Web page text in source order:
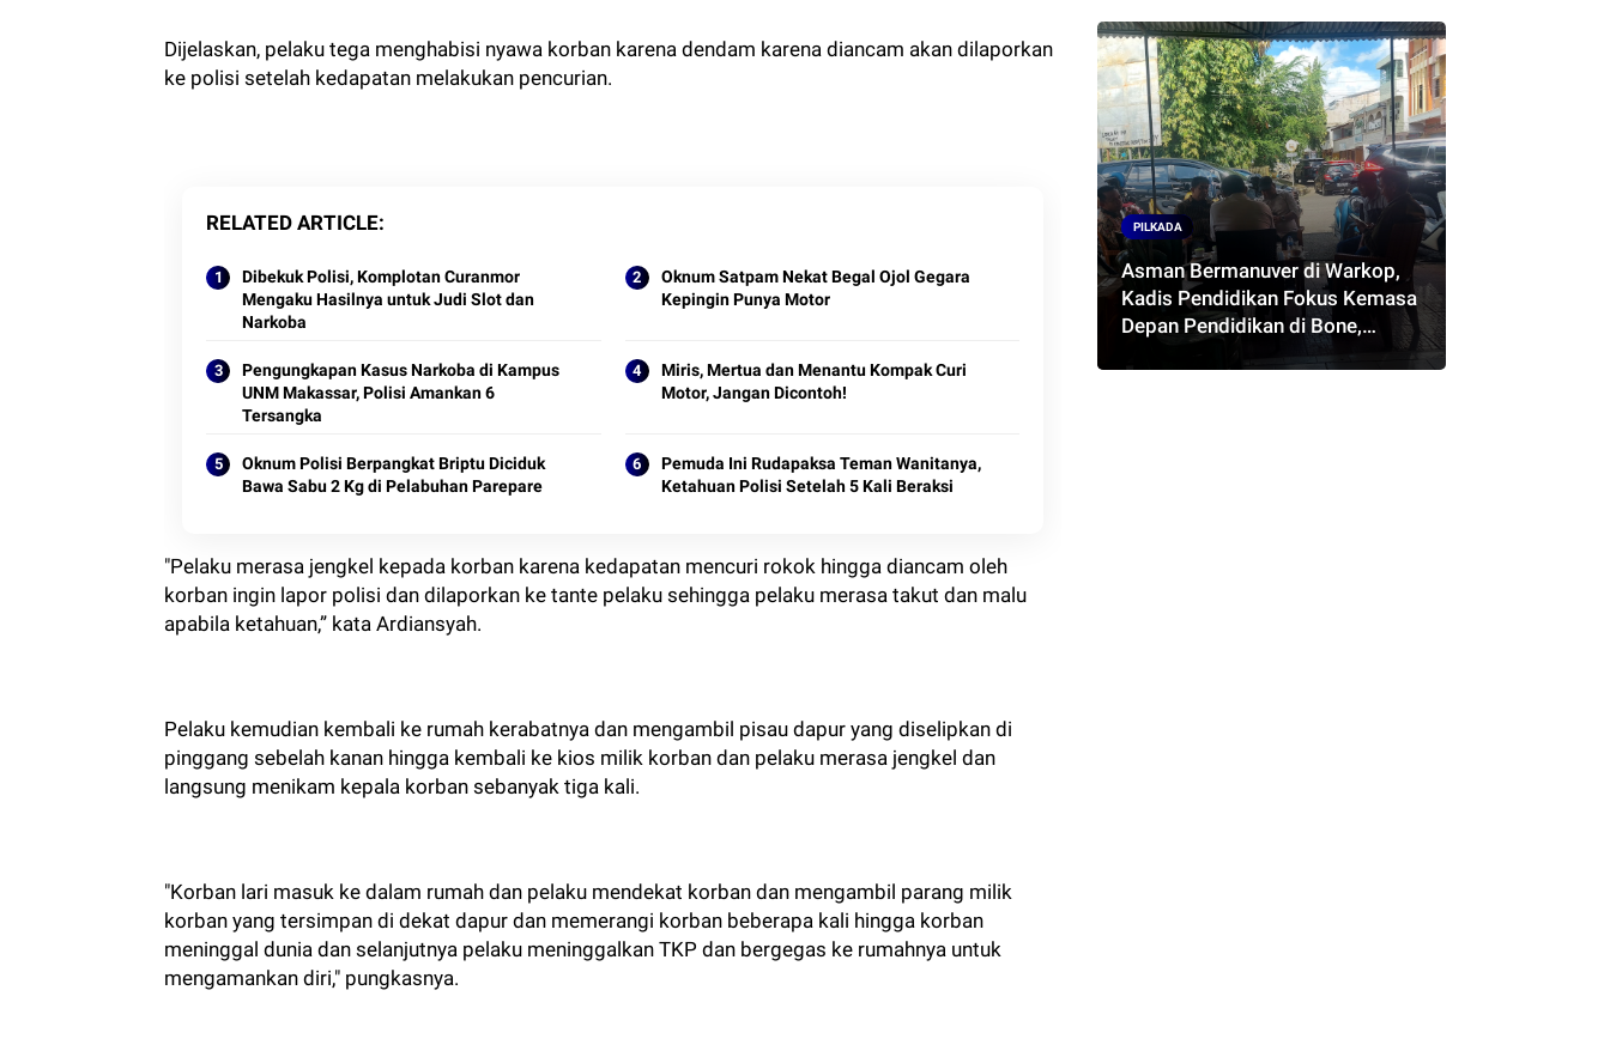
Dijelaskan, pelaku tega menghabisi nyawa korban karena dendam karena diancam akan dilaporkan
ke polisi setelah kedapatan melakukan pencurian.
RELATED ARTICLE
Dibekuk Polisi, Komplotan Curanmor
Mengaku Hasilnya untuk Judi Slot dan
Narkoba
Oknum Satpam Nekat Begal Ojol Gegara
Kepingin Punya Motor
Pengungkapan Kasus Narkoba di Kampus
UNM Makassar, Polisi Amankan 6
Tersangka
Miris, Mertua dan Menantu Kompak Curi
Motor, Jangan Dicontoh!
Oknum Polisi Berpangkat Briptu Diciduk
Bawa Sabu 2 Kg di Pelabuhan Parepare
Pemuda Ini Rudapaksa Teman Wanitanya,
Ketahuan Polisi Setelah 5 Kali Beraksi
"Pelaku merasa jengkel kepada korban karena kedapatan mencuri rokok hingga diancam oleh
korban ingin lapor polisi dan dilaporkan ke tante pelaku sehingga pelaku merasa takut dan malu
apabila ketahuan,” kata Ardiansyah.
Pelaku kemudian kembali ke rumah kerabatnya dan mengambil pisau dapur yang diselipkan di
pinggang sebelah kanan hingga kembali ke kios milik korban dan pelaku merasa jengkel dan
langsung menikam kepala korban sebanyak tiga kali.
"Korban lari masuk ke dalam rumah dan pelaku mendekat korban dan mengambil parang milik
korban yang tersimpan di dekat dapur dan memerangi korban beberapa kali hingga korban
meninggal dunia dan selanjutnya pelaku meninggalkan TKP dan bergegas ke rumahnya untuk
mengamankan diri," pungkasnya.
PILKADA
Asman Bermanuver di Warkop,
Kadis Pendidikan Fokus Kemasa
Depan Pendidikan di Bone,
Akankah Terwujud Pasangan